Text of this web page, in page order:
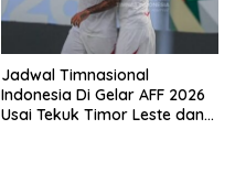
Jadwal Timnasional
Indonesia Di Gelar AFF 2026
Usai Tekuk Timor Leste dan